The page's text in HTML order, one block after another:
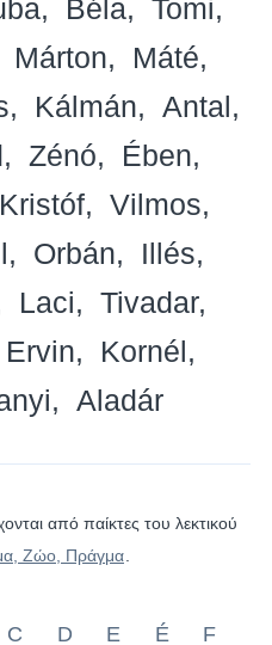
Béla
Tomi
Márton
Máté
Kálmán
Antal
Zénó
Ében
Kristóf
Vilmos
Orbán
Illés
Laci
Tivadar
Ervin
Kornél
Aladár
από παίκτες του λεκτικού
Ζώο, Πράγμα
C D E É F